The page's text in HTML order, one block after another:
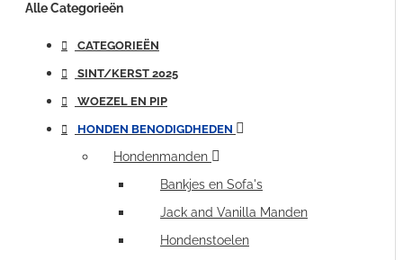
Alle Categorieën
CATEGORIEËN
SINT/KERST 2025
WOEZEL EN PIP
HONDEN BENODIGDHEDEN
Hondenmanden
Bankjes en Sofa's
Jack and Vanilla Manden
Hondenstoelen